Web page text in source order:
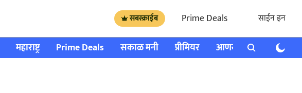
सबस्क्राईब Prime Deals साईन इन
महाराष्ट्र Prime Deals सकाळ मनी प्रीमियर आणखी राशी भविष्य